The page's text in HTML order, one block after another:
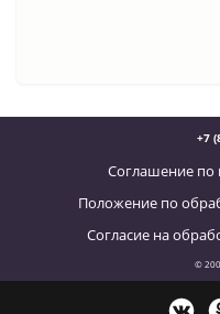
+7
Соглашение по
Положение по
Согласие на
©